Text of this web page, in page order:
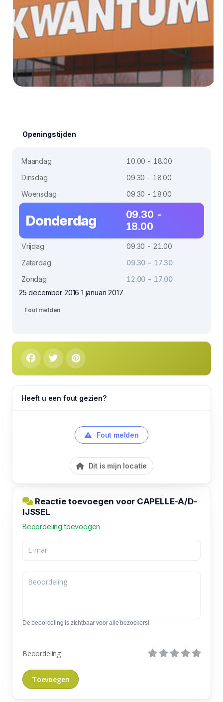
Openingstijden
Maandag
10.00 - 18.00
Dinsdag
09.30 - 18.00
Woensdag
09.30 - 18.00
Donderdag
09.30 -
18.00
Vrijdag
09.30 - 21.00
Zaterdag
09.30 - 17.30
Zondag
12.00 - 17.00
25 december 2016 1 januari 2017
Fout melden
Heeft u een fout gezien?
Fout melden
Dit is mijn locatie
Reactie toevoegen voor CAPELLE-A/D-
IJSSEL
Beoordeling toevoegen
De beoordeling is zichtbaar voor alle bezoekers!
Beoordeling